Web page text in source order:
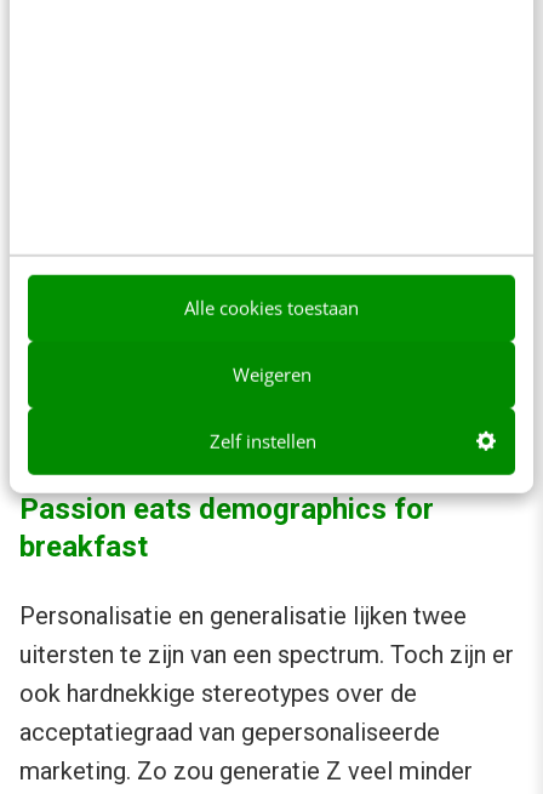
Alle cookies toestaan
Weigeren
Zelf instellen
Passion eats demographics for
breakfast
Personalisatie en generalisatie lijken twee
uitersten te zijn van een spectrum. Toch zijn er
ook hardnekkige stereotypes over de
acceptatiegraad van gepersonaliseerde
marketing. Zo zou generatie Z veel minder